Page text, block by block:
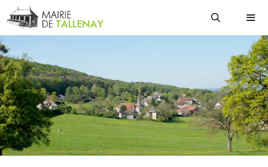
Aller
au
contenu